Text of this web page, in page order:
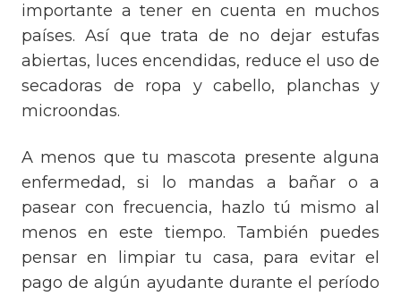
importante a tener en cuenta en muchos
países. Así que trata de no dejar estufas
abiertas, luces encendidas, reduce el uso de
secadoras de ropa y cabello, planchas y
microondas.
A menos que tu mascota presente alguna
enfermedad, si lo mandas a bañar o a
pasear con frecuencia, hazlo tú mismo al
menos en este tiempo. También puedes
pensar en limpiar tu casa, para evitar el
pago de algún ayudante durante el período